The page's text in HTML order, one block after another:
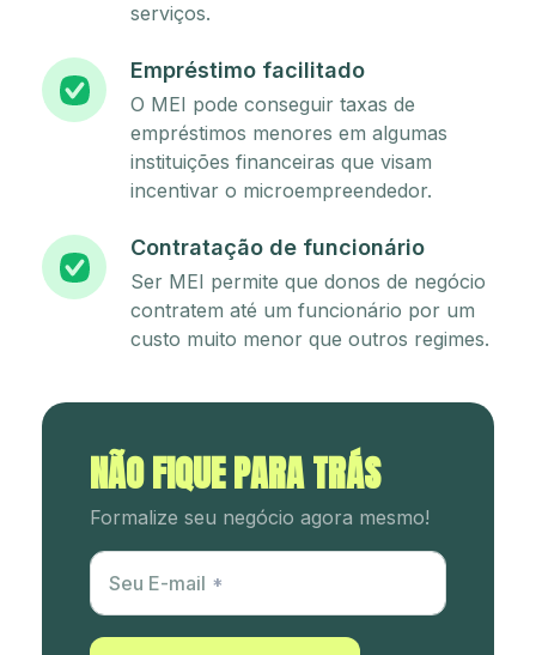
serviços.
Empréstimo facilitado
O MEI pode conseguir taxas de
empréstimos menores em algumas
instituições financeiras que visam
incentivar o microempreendedor.
Contratação de funcionário
Ser MEI permite que donos de negócio
contratem até um funcionário por um
custo muito menor que outros regimes.
NÃO FIQUE PARA TRÁS
Formalize seu negócio agora mesmo!
Utm Content
Seu E-mail